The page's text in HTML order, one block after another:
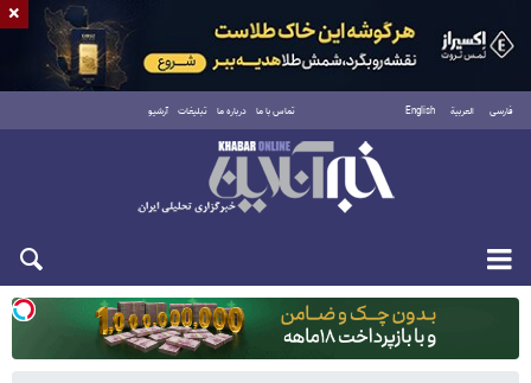
فارسی العربية English تماس با ما درباره ما تبلیغات آرشیو
یکشنبه ۱۸ مرداد ۱۴۰۵
×